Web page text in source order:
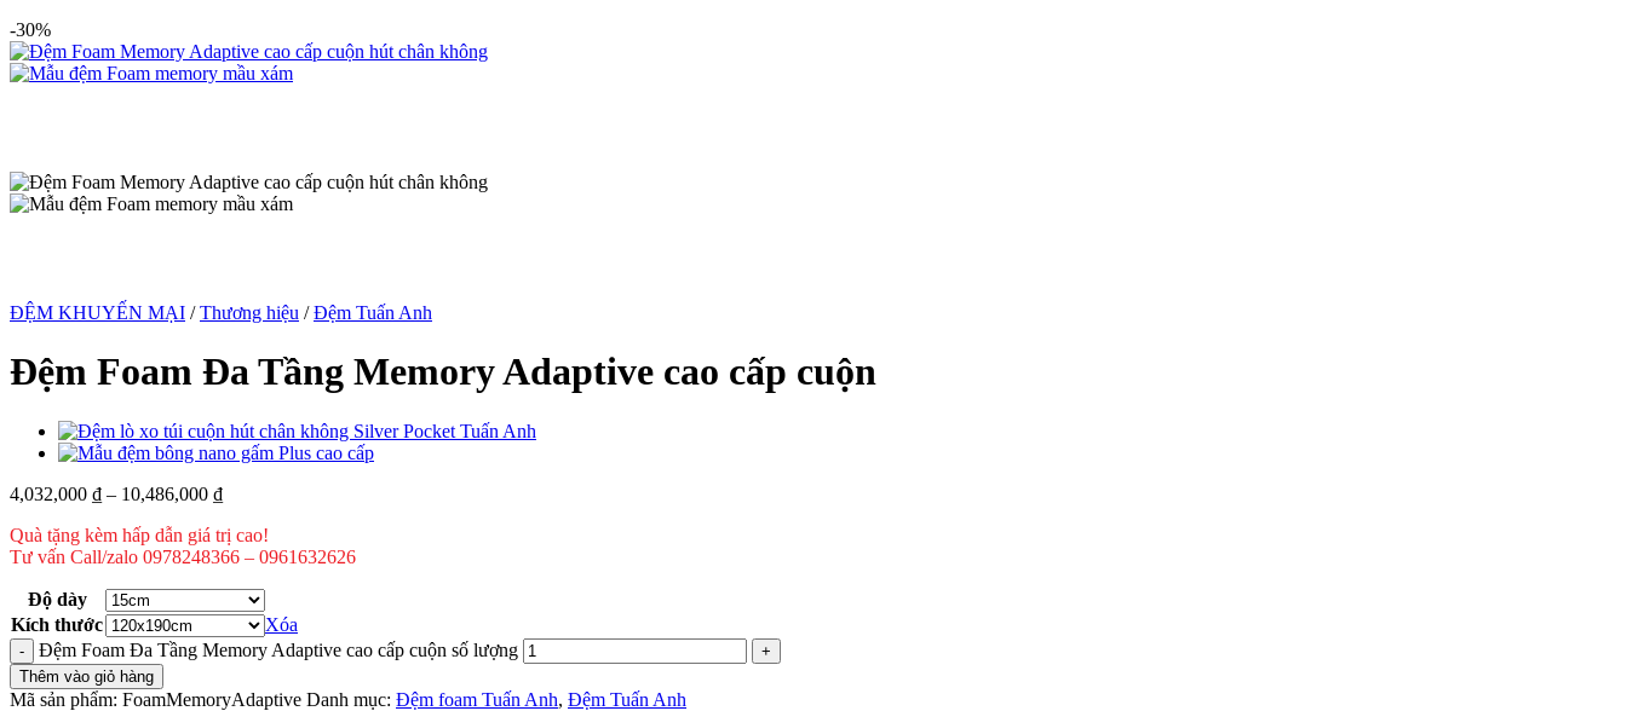
-30%
ĐỆM KHUYẾN MẠI / Thương hiệu / Đệm Tuấn Anh
Đệm Foam Đa Tầng Memory Adaptive cao cấp cuộn
4,032,000 ₫ – 10,486,000 ₫
Quà tặng kèm hấp dẫn giá trị cao!
Tư vấn Call/zalo 0978248366 – 0961632626
Độ dày
Kích thước
Xóa
Đệm Foam Đa Tầng Memory Adaptive cao cấp cuộn số lượng
Thêm vào giỏ hàng
Mã sản phẩm: FoamMemoryAdaptive Danh mục: Đệm foam Tuấn Anh, Đệm Tuấn Anh